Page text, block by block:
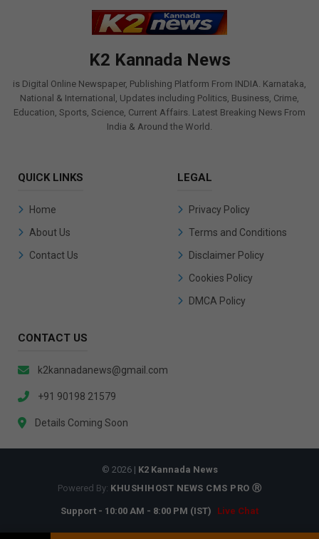
K2 Kannada News
is Digital Online Newspaper, Publishing Platform From INDIA. Karnataka,
National & International, Updates including Politics, Business, Crime,
Education, Sports, Science, Current Affairs. Latest Breaking News From
India & Around the World.
QUICK LINKS
Home
About Us
Contact Us
LEGAL
Privacy Policy
Terms and Conditions
Disclaimer Policy
Cookies Policy
DMCA Policy
CONTACT US
k2kannadanews@gmail.com
+91 90198 21579
Details Coming Soon
© 2026 | K2 Kannada News
Powered By: KHUSHIHOST NEWS CMS PRO Ⓡ
Support - 10:00 AM - 8:00 PM (IST) Live Chat